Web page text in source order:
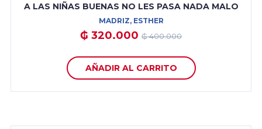
A LAS NIÑAS BUENAS NO LES PASA NADA MALO
MADRIZ, ESTHER
₲ 320.000 ₲ 400.000
AÑADIR AL CARRITO